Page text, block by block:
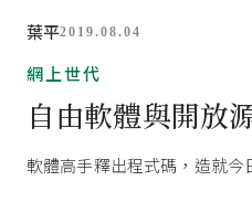
葉平2019.08.04
網上世代
自由軟體與開放
軟體高手釋出程式碼，造就今